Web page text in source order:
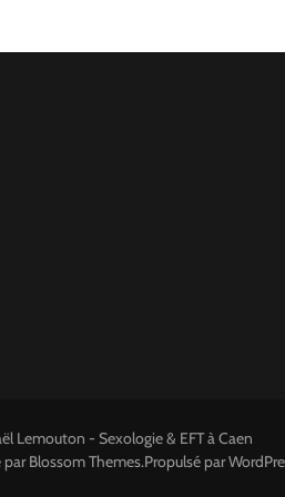
Lemouton - Sexologie & EFT à Caen
parBlossom Themes.Propulsé par